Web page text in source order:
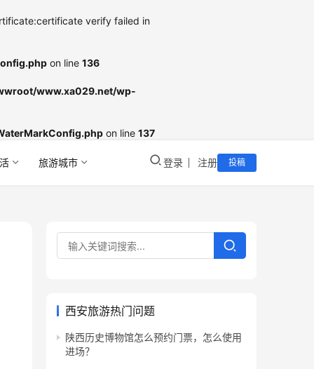
verify failed in
on line 136
www.xa029.net/wp-
on line 137
旅游城市 登录 注册 投稿
西安旅游热门问题
陕西历史博物馆怎么预约门票，怎么使用
进场？